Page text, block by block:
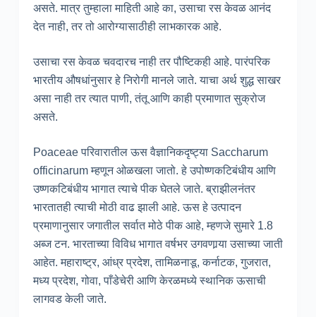
असते. मात्र तुम्हाला माहिती आहे का, उसाचा रस केवळ आनंद
देत नाही, तर तो आरोग्यासाठीही लाभकारक आहे.
उसाचा रस केवळ चवदारच नाही तर पौष्टिकही आहे. पारंपरिक
भारतीय औषधांनुसार हे निरोगी मानले जाते. याचा अर्थ शुद्ध साखर
असा नाही तर त्यात पाणी, तंतू आणि काही प्रमाणात सुक्रोज
असते.
Poaceae परिवारातील ऊस वैज्ञानिकदृष्ट्या Saccharum
officinarum म्हणून ओळखला जातो. हे उपोष्णकटिबंधीय आणि
उष्णकटिबंधीय भागात त्याचे पीक घेतले जाते. ब्राझीलनंतर
भारतातही त्याची मोठी वाढ झाली आहे. ऊस हे उत्पादन
प्रमाणानुसार जगातील सर्वात मोठे पीक आहे, म्हणजे सुमारे 1.8
अब्ज टन. भारताच्या विविध भागात वर्षभर उगवणार्‍या उसाच्या जाती
आहेत. महाराष्ट्र, आंध्र प्रदेश, तामिळनाडू, कर्नाटक, गुजरात,
मध्य प्रदेश, गोवा, पाँडेचेरी आणि केरळमध्ये स्थानिक ऊसाची
लागवड केली जाते.